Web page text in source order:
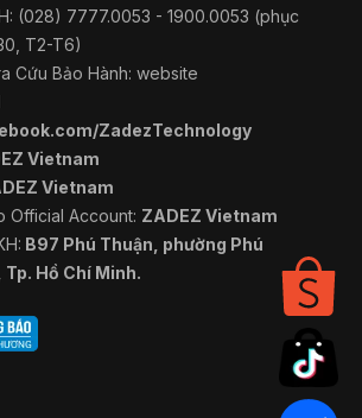
(028) 7777.0053 - 1900.0053 (phục
T2-T6)
Cứu Bảo Hành: website
ZadezTechnology
Vietnam
Vietnam
Official Account: ZADEZ Vietnam
B97 Phú Thuận, phường Phú
Tp. Hồ Chí Minh.